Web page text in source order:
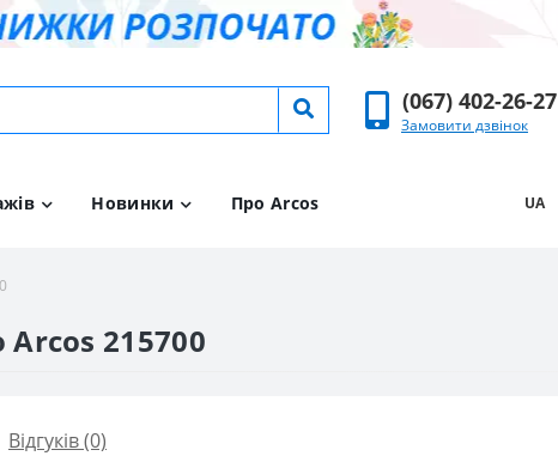
(067) 402-26-27
Замовити дзвінок
Новинки Про Arcos UA
Arcos 215700
Відгуків (0)